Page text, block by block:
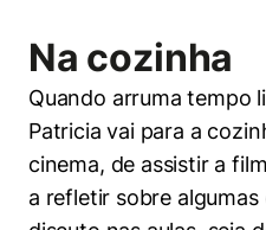
Na cozinha
Quando arruma tempo
Patricia vai para a
cinema, de assistir a
a refletir sobre